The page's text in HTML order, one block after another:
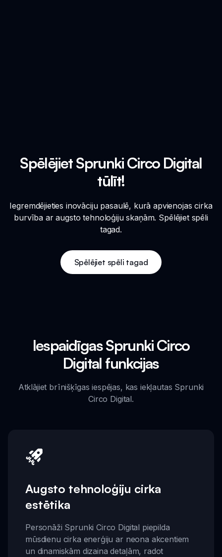
Spēlējiet Sprunki Circo Digital
tūlīt!
Iegremdējieties inovāciju pasaulē, kurā apvienojas cirka
burvība ar augsto tehnoloģiju skaņām. Spēlējiet spēli
tagad.
Spēlējiet spēli tagad
Iespaidīgas Sprunki Circo
Digital funkcijas
Atklājiet brīnišķīgas iespējas, kas iekļautas Sprunki
Circo Digital.
Augsto tehnoloģiju cirka
estētika
Personāži Sprunki Circo Digital piepilda
mūsdienu cirka enerģiju ar neona akcentiem
un dinamiskām dizaina detaļām, radot